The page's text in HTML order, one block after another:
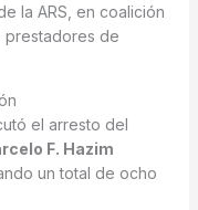
la ARS, en coalición
prestadores de
el arresto del
F. Hazim
un total de ocho